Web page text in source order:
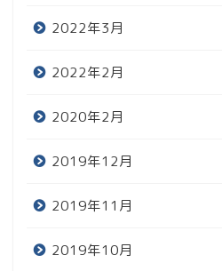
2022年3月
2022年2月
2020年2月
2019年12月
2019年11月
2019年10月